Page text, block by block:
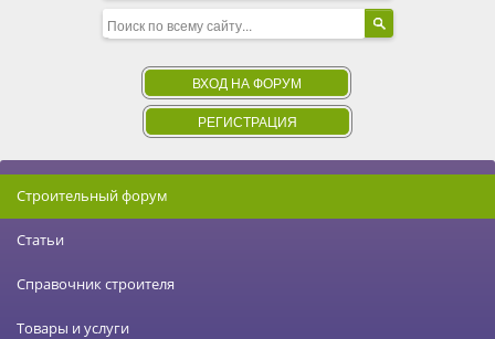
ВХОД НА ФОРУМ
РЕГИСТРАЦИЯ
Строительный форум
Статьи
Справочник строителя
Товары и услуги